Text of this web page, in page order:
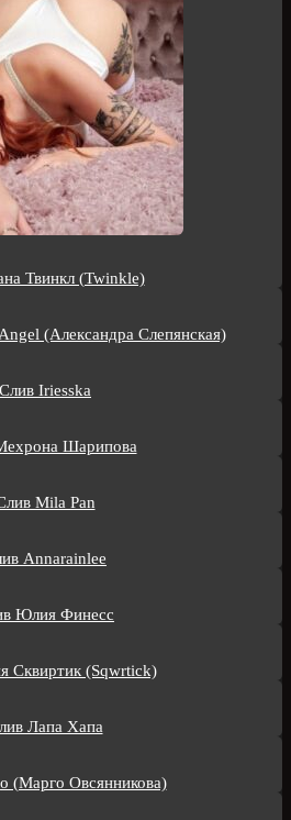
Твинкл (Twinkle)
(Александра Слепянская)
Слив Iriesska
Шарипова
Mila Pan
Annarainlee
Юлия Финесс
Сквиртик (Sqwrtick)
Лапа Хапа
(Марго Овсянникова)